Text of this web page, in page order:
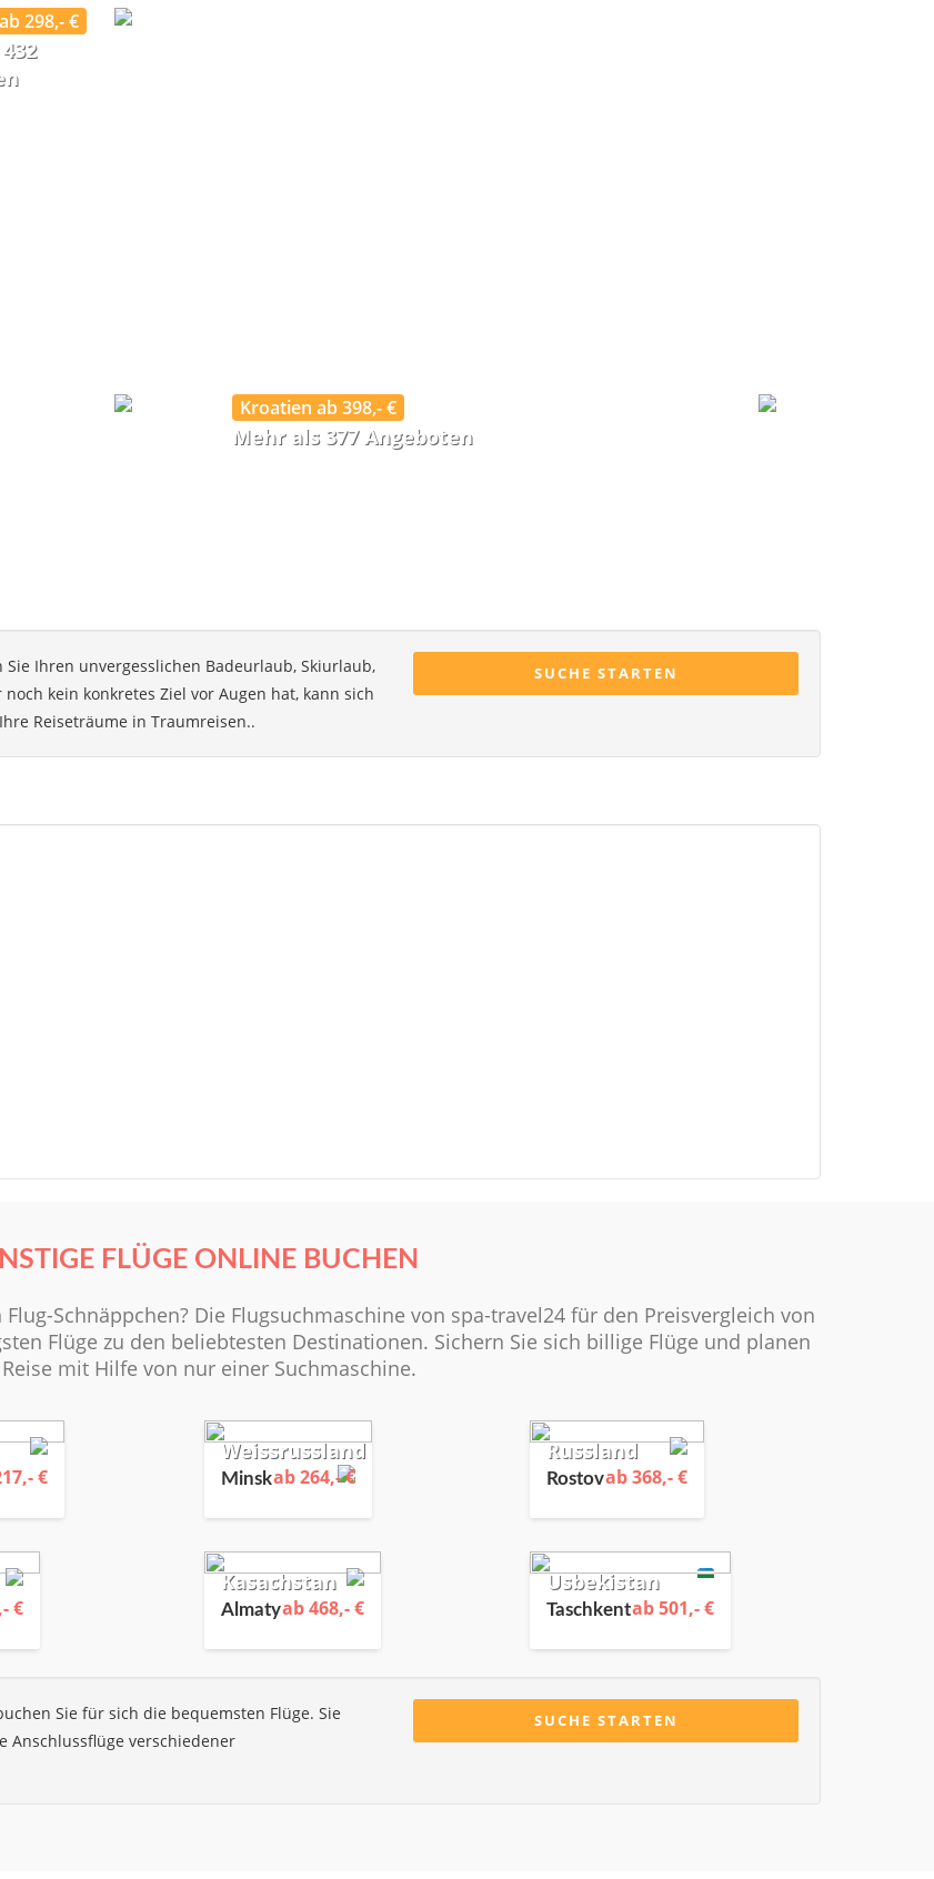
298,- €
Kroatien ab 398,- €
Mehr als 377 Angeboten
Ihren unvergesslichen Badeurlaub, Skiurlaub,
kein konkretes Ziel vor Augen hat, kann sich
Reiseträume in Traumreisen..
SUCHE STARTEN
FLÜGE ONLINE BUCHEN
Schnäppchen? Die Flugsuchmaschine von spa-travel24 für den Preisvergleich von
Flüge zu den beliebtesten Destinationen. Sichern Sie sich billige Flüge und planen
mit Hilfe von nur einer Suchmaschine.
€
Weissrussland
Minskab 264,- €
Russland
Rostovab 368,- €
€
Kasachstan
Almatyab 468,- €
Usbekistan
Taschkentab 501,- €
Sie für sich die bequemsten Flüge. Sie
Anschlussflüge verschiedener
SUCHE STARTEN